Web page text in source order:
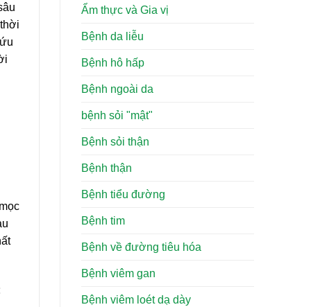
Ẩm thực và Gia vị
Bệnh da liễu
Bệnh hô hấp
Bệnh ngoài da
bệnh sỏi "mật"
Bệnh sỏi thận
Bệnh thận
Bệnh tiểu đường
Bệnh tim
Bệnh về đường tiêu hóa
Bệnh viêm gan
Bệnh viêm loét dạ dày